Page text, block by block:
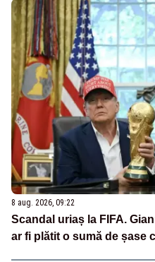
8 aug. 2026, 09:22
Scandal uriaș la FIFA.
ar fi plătit o sumă de șase